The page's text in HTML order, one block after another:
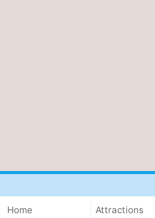
Route
Home
Attractions